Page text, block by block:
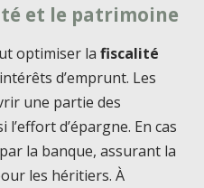
et le patrimoine
optimiser la fiscalité
d’emprunt. Les
une partie des
d’épargne. En cas
la banque, assurant la
les héritiers. À